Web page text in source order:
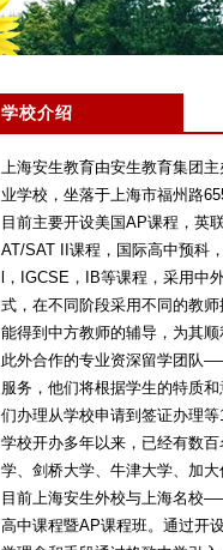
学校介绍
上海安生教育由安生教育集团
业学校，坐落于上海市福州路
目前主要开设美国AP课程，英
AT/SAT II课程，国际高中预科
l，IGCSE，IB等课程，采用中
式，在不同阶段采用不同的教
能得到中方教师的辅导，为其
此外合作的专业资深留学团队
服务，他们将根据学生的特质
们办理从学校申请到签证办理
学校开办多年以来，已经有数
学、剑桥大学、牛津大学、加
目前上海安生外校与上海名校
高中课程暨AP课程班。通过开